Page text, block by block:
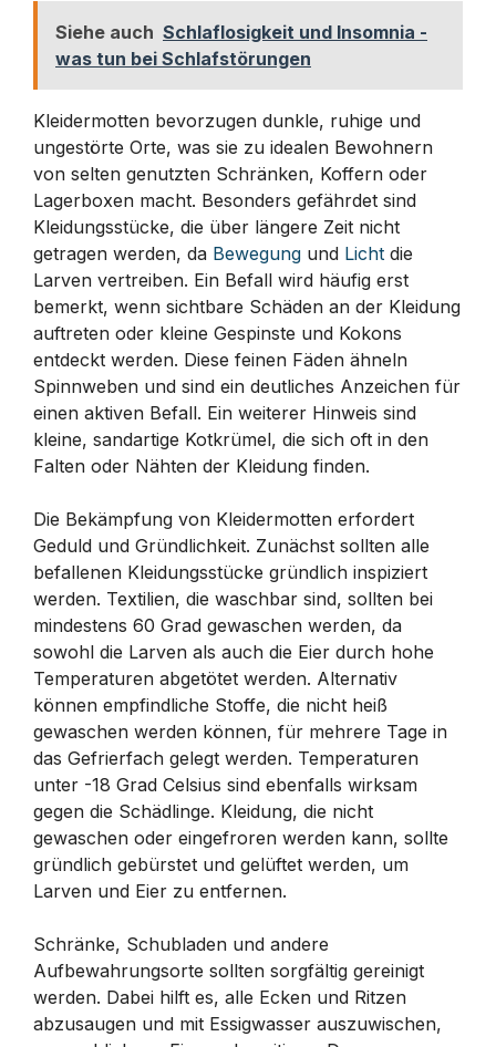
Siehe auch Schlaflosigkeit und Insomnia -
was tun bei Schlafstörungen
Kleidermotten bevorzugen dunkle, ruhige und
ungestörte Orte, was sie zu idealen Bewohnern
von selten genutzten Schränken, Koffern oder
Lagerboxen macht. Besonders gefährdet sind
Kleidungsstücke, die über längere Zeit nicht
getragen werden, da Bewegung und Licht die
Larven vertreiben. Ein Befall wird häufig erst
bemerkt, wenn sichtbare Schäden an der Kleidung
auftreten oder kleine Gespinste und Kokons
entdeckt werden. Diese feinen Fäden ähneln
Spinnweben und sind ein deutliches Anzeichen für
einen aktiven Befall. Ein weiterer Hinweis sind
kleine, sandartige Kotkrümel, die sich oft in den
Falten oder Nähten der Kleidung finden.
Die Bekämpfung von Kleidermotten erfordert
Geduld und Gründlichkeit. Zunächst sollten alle
befallenen Kleidungsstücke gründlich inspiziert
werden. Textilien, die waschbar sind, sollten bei
mindestens 60 Grad gewaschen werden, da
sowohl die Larven als auch die Eier durch hohe
Temperaturen abgetötet werden. Alternativ
können empfindliche Stoffe, die nicht heiß
gewaschen werden können, für mehrere Tage in
das Gefrierfach gelegt werden. Temperaturen
unter -18 Grad Celsius sind ebenfalls wirksam
gegen die Schädlinge. Kleidung, die nicht
gewaschen oder eingefroren werden kann, sollte
gründlich gebürstet und gelüftet werden, um
Larven und Eier zu entfernen.
Schränke, Schubladen und andere
Aufbewahrungsorte sollten sorgfältig gereinigt
werden. Dabei hilft es, alle Ecken und Ritzen
abzusaugen und mit Essigwasser auszuwischen,